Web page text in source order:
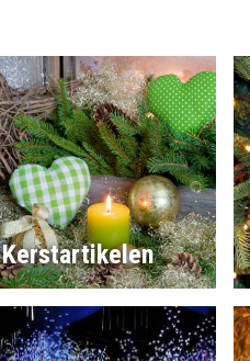
Kerstartikelen